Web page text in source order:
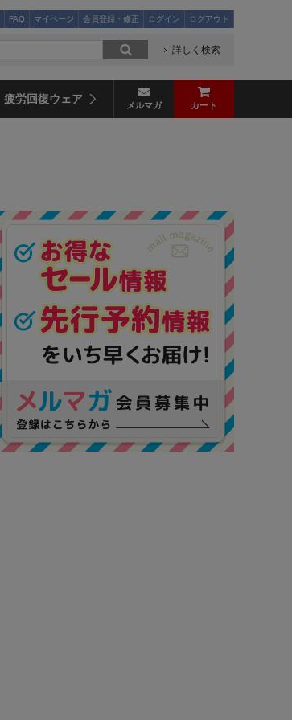
FAQ マイページ 会員登録・修正 ログイン ログアウト
詳しく検索
疲労回復ウェア メルマガ カート